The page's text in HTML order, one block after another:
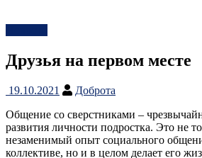
Друзья на первом месте
19.10.2021
Доброта
Общение со сверстниками –
развития личности подростка. Это не
незаменимый опыт социального
коллективе, но и в целом делает его